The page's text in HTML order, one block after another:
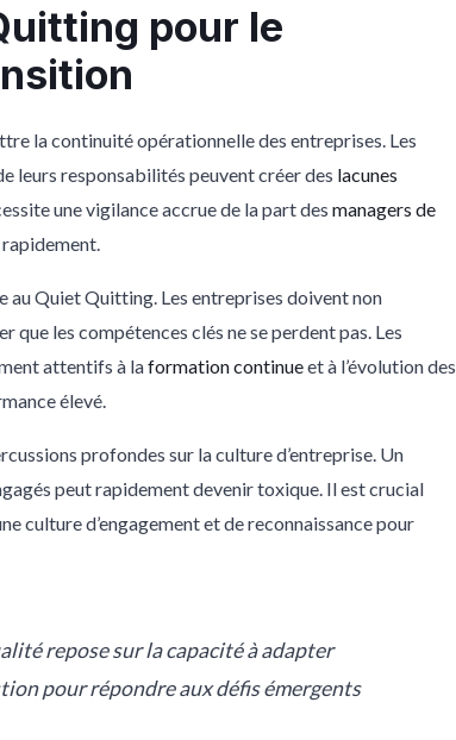
pour le
la continuité opérationnelle des entreprises. Les
leurs responsabilités peuvent créer des lacunes
une vigilance accrue de la part des managers de
au Quiet Quitting. Les entreprises doivent non
que les compétences clés ne se perdent pas. Les
attentifs à laformation continueet à l’évolution des
élevé.
profondes sur la culture d’entreprise. Un
peut rapidement devenir toxique. Il est crucial
culture d’engagement et de reconnaissance pour
repose sur la capacité à adapter
pour répondre aux défis émergents